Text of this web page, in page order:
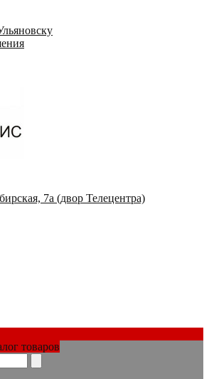
7а (двор Телецентра)
товаров